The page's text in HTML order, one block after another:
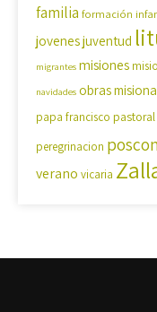
familia formación
jovenesjuventud
migrantes misiones
navidades obras
papa francisco
peregrinacion
verano vicaria